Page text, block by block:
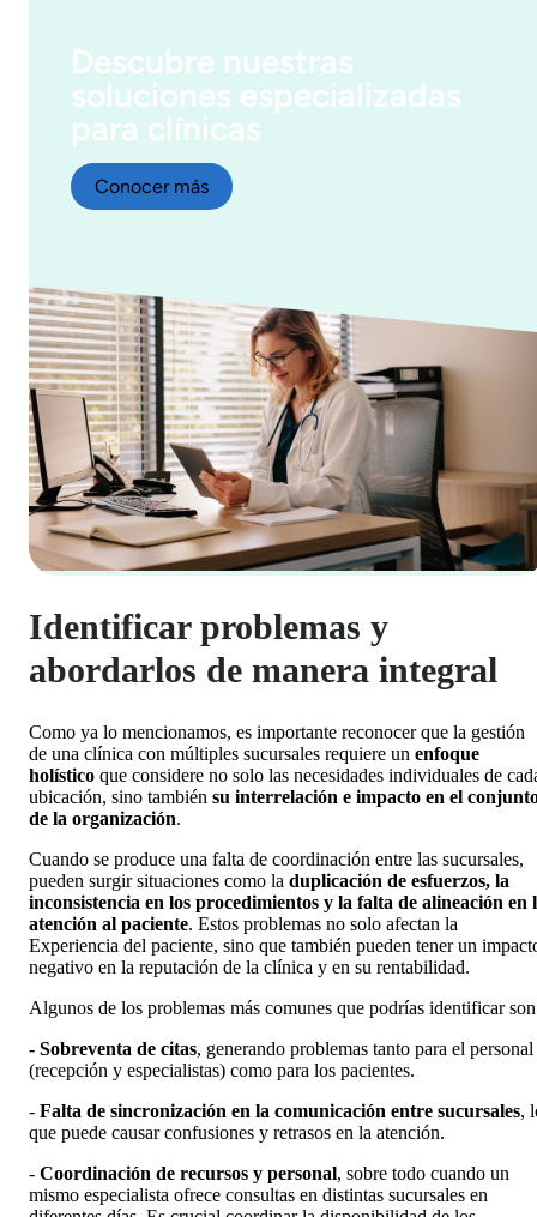
Descubre nuestras
soluciones especializadas
para clínicas
Conocer más
Identificar problemas y
abordarlos de manera integral
Como ya lo mencionamos, es importante reconocer que la gestión
de una clínica con múltiples sucursales requiere un enfoque
holístico que considere no solo las necesidades individuales de
ubicación, sino también su interrelación e impacto en el
de la organización.
Cuando se produce una falta de coordinación entre las sucursales,
pueden surgir situaciones como la duplicación de esfuerzos, la
inconsistencia en los procedimientos y la falta de alineación en
atención al paciente. Estos problemas no solo afectan la
Experiencia del paciente, sino que también pueden tener un
negativo en la reputación de la clínica y en su rentabilidad.
Algunos de los problemas más comunes que podrías identificar
- Sobreventa de citas, generando problemas tanto para el personal
(recepción y especialistas) como para los pacientes.
- Falta de sincronización en la comunicación entre sucursales,
que puede causar confusiones y retrasos en la atención.
- Coordinación de recursos y personal, sobre todo cuando un
mismo especialista ofrece consultas en distintas sucursales en